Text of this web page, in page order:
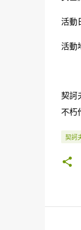
活動
活動
契訶
不朽
契訶